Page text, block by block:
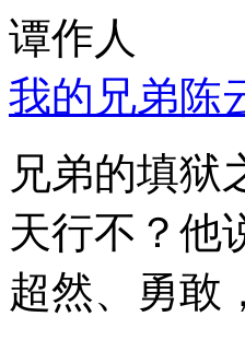
谭作人
我的兄弟陈
兄弟的填狱
天行不？他
超然、勇敢